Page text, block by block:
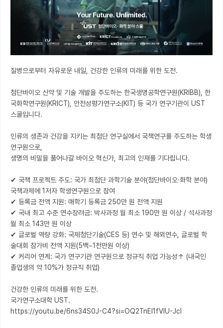
질병으로부터 자유로운 내일, 건강한 인류의 미래를 위한 도전.
첨단바이오 신약 및 기술 개발을 주도하는 한국생명공학연구원(KRIBB), 한
국화학연구원(KRICT), 안전성평가연구소(KIT) 등 국가 연구기관이 UST
스쿨입니다.
인류의 생존과 건강을 지키는 최첨단 연구실에서 국책연구를 주도하는 학생
연구원으로,
생명의 비밀을 풀어나갈 바이오 혁신가, 최고의 인재를 기다립니다.
✔ 국책 프로젝트 주도: 국가 최첨단 과학기술 분야(첨단바이오‧화학 분야)
국책과제에 1저자 학생연구원으로 참여
✔ 등록금 전액 지원: 매학기 등록금 250만 원 전액 지원
✔ 국내 최고 수준 연수장려금: 박사과정 월 최소 190만 원 이상 / 석사과정
월 최소 143만 원 이상
✔ 글로벌 역량 강화: 국제첨단기술(CES 등) 연수 및 해외연수, 글로벌 학
술대회 참가비 전액 지원(5백~1천만원 이상)
✔ 커리어 연계: 국가 연구기관 연구원으로 정규직 취업 가능성↑ (내국인
졸업생의 약 10%가 정규직 취업)
건강한 인류의 미래를 위한 도전.
국가연구소대학 UST.
https://youtu.be/6ns34S0J-C4?si=OQ2TnEI1fVIU-JcI